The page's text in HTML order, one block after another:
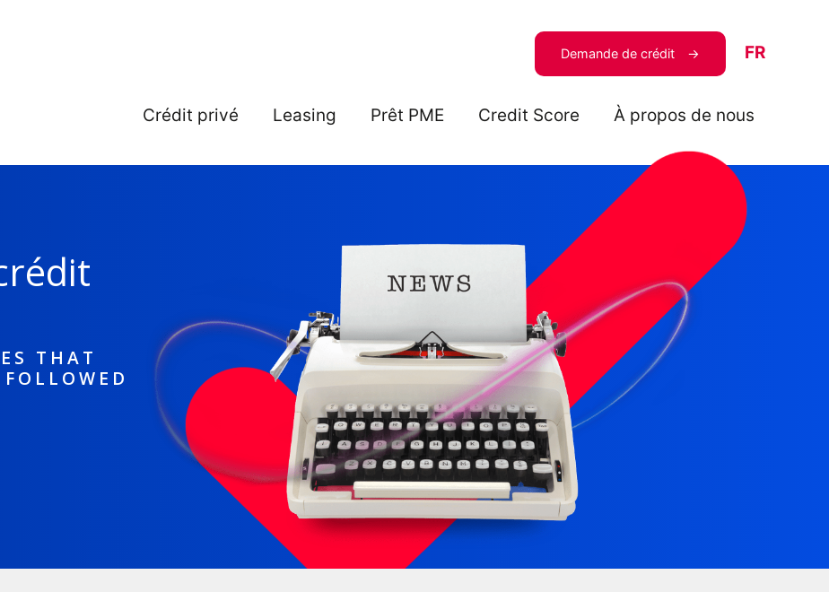
Demande de crédit FR
Crédit privé Leasing Prêt PME Credit Score À propos de nous
THAT